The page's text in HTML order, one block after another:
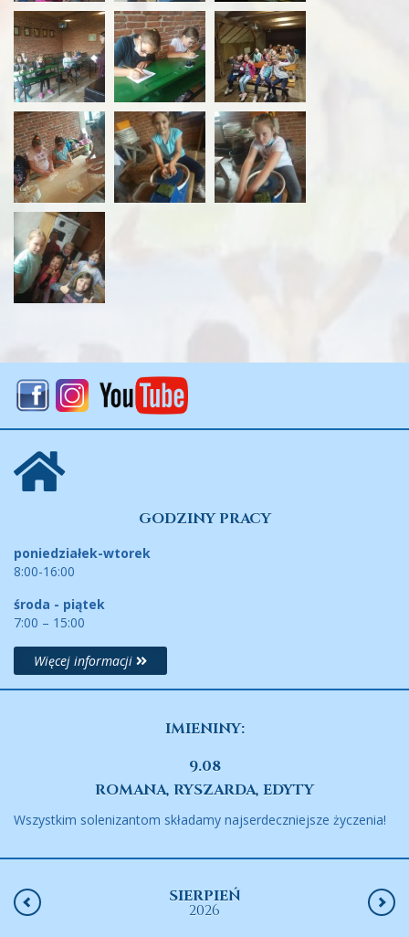
GODZINY PRACY
poniedziałek-wtorek
8:00-16:00
środa - piątek
7:00 – 15:00
Więcej informacji
IMIENINY:
9.08
ROMANA, RYSZARDA, EDYTY
Wszystkim solenizantom składamy najserdeczniejsze życzenia!
SIERPIEŃ
2026